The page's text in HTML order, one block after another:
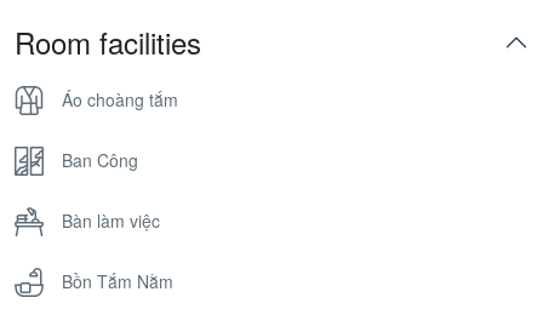
Room facilities
Áo choàng tắm
Ban Công
Bàn làm việc
Bồn Tắm Nằm